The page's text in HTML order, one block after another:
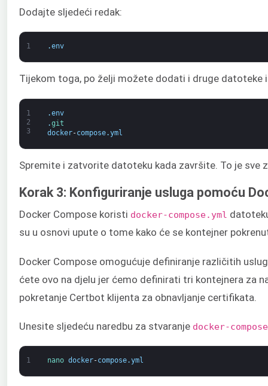
Dodajte sljedeći redak:
1 .env
Tijekom toga, po želji možete dodati i druge datoteke
1
2
3
.env
.git
docker-compose.yml
Spremite i zatvorite datoteku kada završite. To je sve
Korak 3: Konfiguriranje usluga pomoću
Docker Compose koristi docker-compose.yml
su u osnovi upute o tome kako će se kontejner
Docker Compose omogućuje definiranje različitih
ćete ovo na djelu jer ćemo definirati tri kontejnera za
pokretanje Certbot klijenta za obnavljanje certifikata.
Unesite sljedeću naredbu za stvaranje docker-
1 nano docker-compose.yml